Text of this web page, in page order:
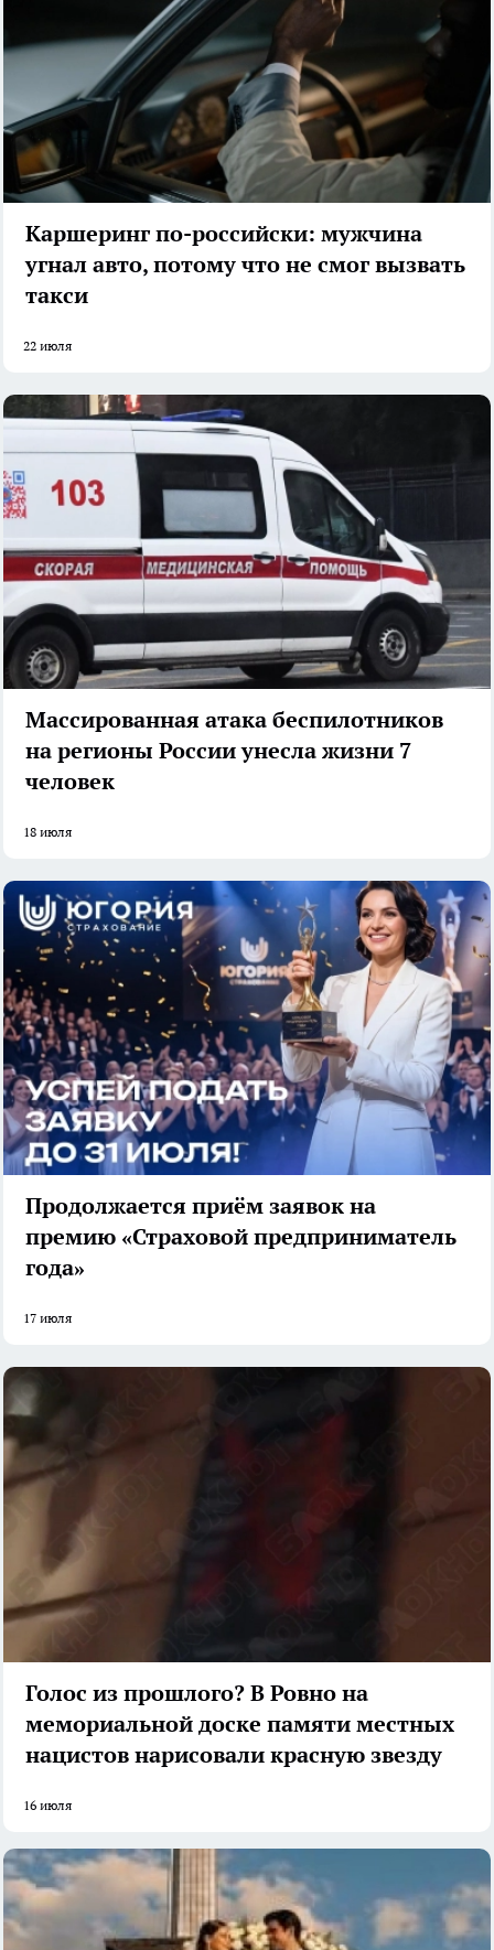
Каршеринг по-российски: мужчина
угнал авто, потому что не смог вызвать
такси
22 июля
Массированная атака беспилотников
на регионы России унесла жизни 7
человек
18 июля
Продолжается приём заявок на
премию «Страховой предприниматель
года»
17 июля
Голос из прошлого? В Ровно на
мемориальной доске памяти местных
нацистов нарисовали красную звезду
16 июля